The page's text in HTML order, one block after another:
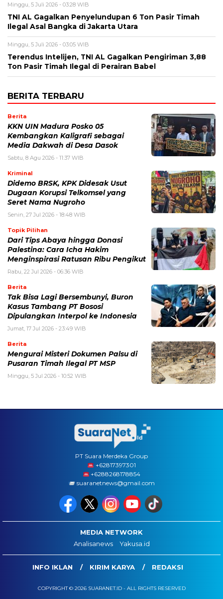
Minggu, 5 Juli 2026 - 03:28 WIB
TNI AL Gagalkan Penyelundupan 6 Ton Pasir Timah
Ilegal Asal Bangka di Jakarta Utara
Minggu, 5 Juli 2026 - 03:05 WIB
Terendus Intelijen, TNI AL Gagalkan Pengiriman 3,88
Ton Pasir Timah Ilegal di Perairan Babel
BERITA TERBARU
Berita
KKN UIN Madura Posko 05
Kembangkan Kaligrafi sebagai
Media Dakwah di Desa Dasok
Sabtu, 8 Agu 2026 - 11:37 WIB
Kriminal
Didemo BRSK, KPK Didesak Usut
Dugaan Korupsi Telkomsel yang
Seret Nama Nugroho
Senin, 27 Jul 2026 - 18:48 WIB
Topik Pilihan
Dari Tips Abaya hingga Donasi
Palestina: Cara Icha Hakim
Menginspirasi Ratusan Ribu Pengikut
Rabu, 22 Jul 2026 - 06:36 WIB
Berita
Tak Bisa Lagi Bersembunyi, Buron
Kasus Tambang PT Bososi
Dipulangkan Interpol ke Indonesia
Jumat, 17 Jul 2026 - 23:49 WIB
Berita
Mengurai Misteri Dokumen Palsu di
Pusaran Timah Ilegal PT MSP
Minggu, 5 Jul 2026 - 10:52 WIB
PT Suara Merdeka Group
‪+62817397301
+6288268178854
suaranetnews@gmail.com
MEDIA NETWORK
Analisanews
Yakusa.id
INFO IKLAN KIRIM KARYA REDAKSI
COPYRIGHT © 2026 SUARANET.ID - ALL RIGHTS RESERVED